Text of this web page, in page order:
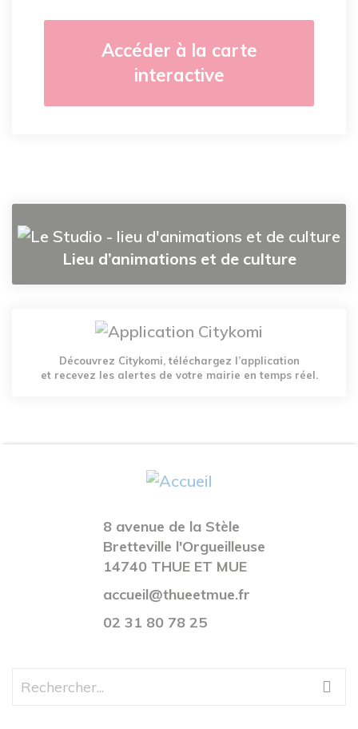
Accéder à la carte
interactive
Lieu d’animations et de culture
Découvrez Citykomi, téléchargez l’application
et recevez les alertes de votre mairie en temps réel.
8 avenue de la Stèle
Bretteville l'Orgueilleuse
14740 THUE ET MUE
accueil@thueetmue.fr
02 31 80 78 25